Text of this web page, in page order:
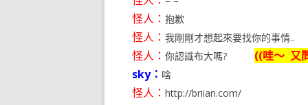
怪人： 抱歉
怪人： 我剛剛才想起來要找你的事情..
怪人： 你認識布大嗎? ((哇～ 又
sky： 啥
怪人： http://briian.com/